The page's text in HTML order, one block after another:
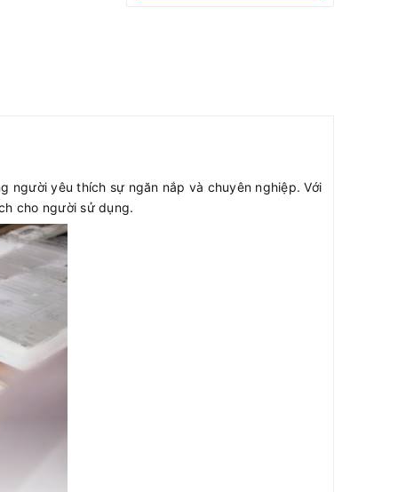
người yêu thích sự ngăn nắp và chuyên nghiệp. Với
cho người sử dụng.